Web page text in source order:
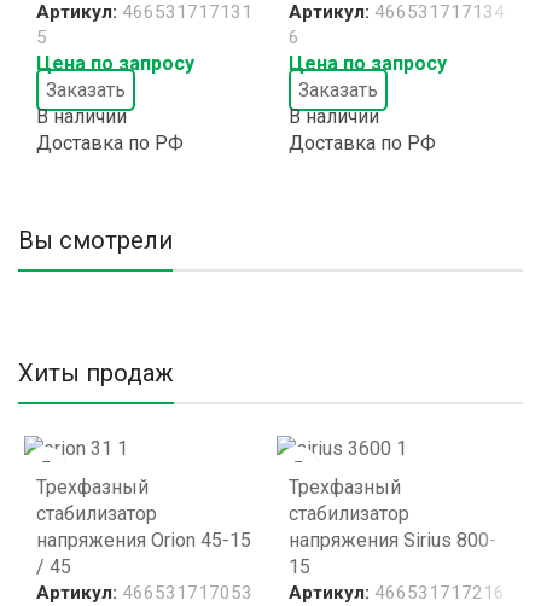
Артикул: 466531717131
5
Цена по запросу
Заказать
В наличии
Доставка по РФ
Артикул: 466531717134
6
Цена по запросу
Заказать
В наличии
Доставка по РФ
Вы смотрели
Хиты продаж
Трехфазный
стабилизатор
напряжения Orion 45-15
/ 45
Артикул: 466531717053
Трехфазный
стабилизатор
напряжения Sirius 800-
15
Артикул: 466531717216